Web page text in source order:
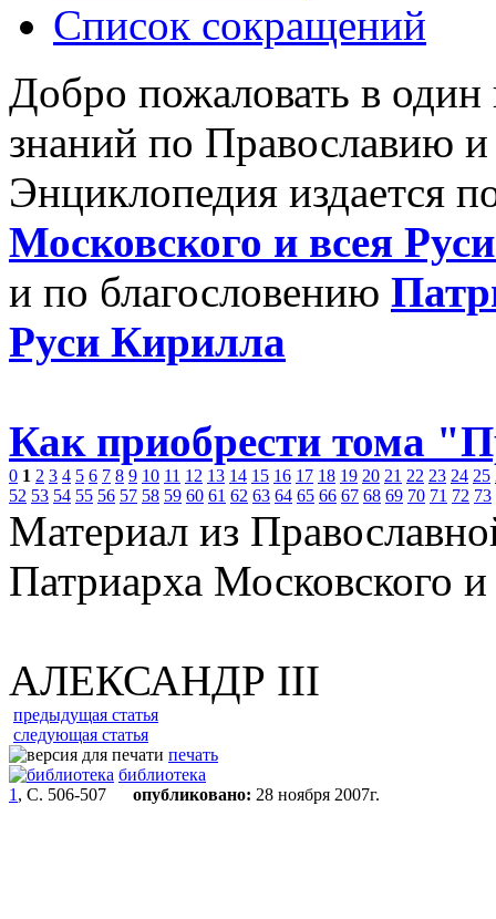
Список сокращений
Добро пожаловать в
знаний по Православию
Энциклопедия издается
Московского и всея
и по благословению
Руси Кирилла
Как приобрести тома
0 1 2 3 4 5 6 7 8 9 10 11 12 13 14 15 16 17 18 19 20 21 22 23 24 25
52 53 54 55 56 57 58 59 60 61 62 63 64 65 66 67 68 69 70 71 72 73
Материал из
Патриарха Московского
АЛЕКСАНДР III
предыдущая статья
следующая статья
печать
библиотека
1 , С. 506-507 опубликовано: 28 ноября 2007г.